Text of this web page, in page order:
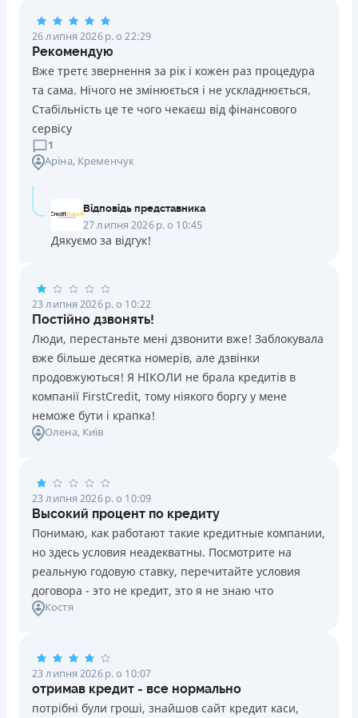
Погашення
Оплата на розрахунковий рахунок
Онлайн (через сайт або інтернет-банкінг)
Через термінали Приватбанку
Через термінали самообслуговування
Ліцензія НБУ
Ліцензія переоформлена 14.03.2024 р.
Вся інформація про кредит
ОТРИМАТИ ПОЗИКУ
26 липня 2026 р. о 22:29
Рекомендую
Вже третє звернення за рік і кожен раз процедура
та сама. Нічого не змінюється і не ускладнюється.
Стабільність це те чого чекаєш від фінансового
сервісу
1
Аріна, Кременчук
Відповідь представника
27 липня 2026 р. о 10:45
Дякуємо за відгук!
23 липня 2026 р. о 10:22
Постійно дзвонять!
Люди, перестаньте мені дзвонити вже! Заблокувала
вже більше десятка номерів, але дзвінки
продовжуються! Я НІКОЛИ не брала кредитів в
компанії FirstCredit, тому ніякого боргу у мене
неможе бути і крапка!
Олена, Київ
23 липня 2026 р. о 10:09
Высокий процент по кредиту
Понимаю, как работают такие кредитные компании,
но здесь условия неадекватны. Посмотрите на
реальную годовую ставку, перечитайте условия
договора - это не кредит, это я не знаю что
Костя
23 липня 2026 р. о 10:07
отримав кредит - все нормально
потрібні були гроші, знайшов сайт кредит каси,